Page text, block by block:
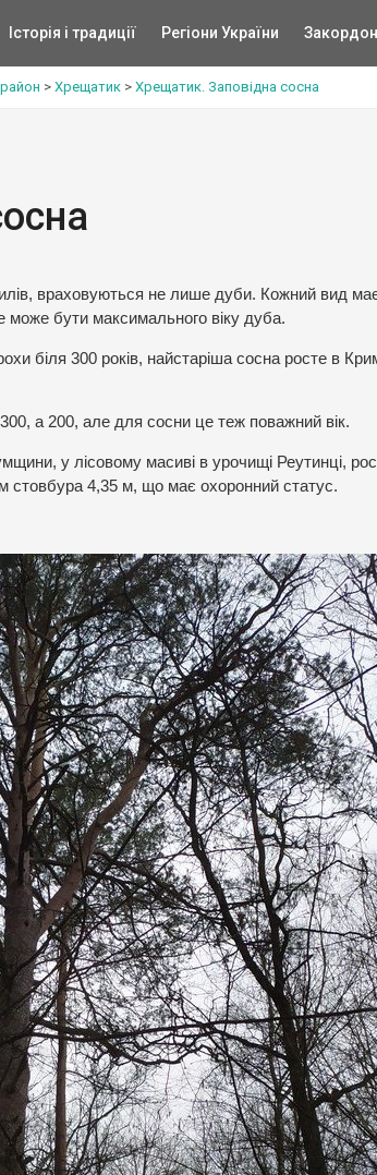
Історія і традиції Регіони України Закордон
> Хрещатик > Хрещатик. Заповідна сосна
враховуються не лише дуби. Кожний вид
може бути максимального віку дуба.
біля 300 років, найстаріша сосна росте в
а 200, але для сосни це теж поважний вік.
у лісовому масиві в урочищі Реутинці,
стовбура 4,35 м, що має охоронний статус.